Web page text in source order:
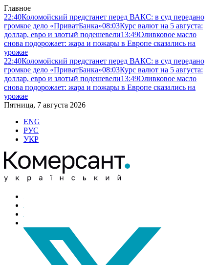
Главное
22:40Коломойский предстанет перед ВАКС: в суд передано
громкое дело «ПриватБанка»08:03Курс валют на 5 августа:
доллар, евро и злотый подешевели13:49Оливковое масло
снова подорожает: жара и пожары в Европе сказались на
урожае
22:40Коломойский предстанет перед ВАКС: в суд передано
громкое дело «ПриватБанка»08:03Курс валют на 5 августа:
доллар, евро и злотый подешевели13:49Оливковое масло
снова подорожает: жара и пожары в Европе сказались на
урожае
Пятница, 7 августа 2026
ENG
РУС
УКР